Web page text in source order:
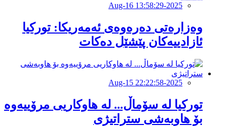
2025-Aug-16 13:58:29
وەزارەتی دەرەوەی ئەمەریكا: توركیا
ئازادییەكان پێشێل دەكات
2025-Aug-15 22:22:58
تورکیا لە سۆماڵ... لە هاوکاریى مرۆییەوە
بۆ هاوبەشى ستراتیژى